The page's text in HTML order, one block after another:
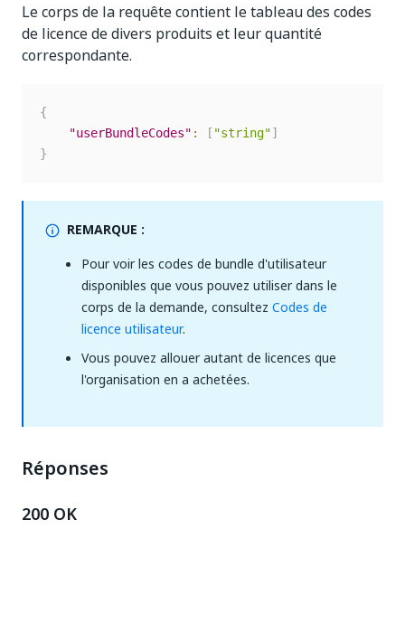
Le corps de la requête contient le tableau des codes
de licence de divers produits et leur quantité
correspondante.
{
"userBundleCodes" : [ "string"]
}
REMARQUE :
Pour voir les codes de bundle d'utilisateur
disponibles que vous pouvez utiliser dans le
corps de la demande, consultez Codes de
licence utilisateur.
Vous pouvez allouer autant de licences que
l'organisation en a achetées.
Réponses
200 OK